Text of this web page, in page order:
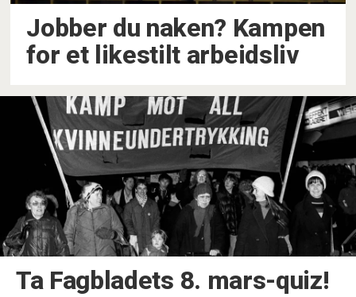
Jobber du naken? Kampen
for et likestilt arbeidsliv
Ta Fagbladets 8. mars-quiz!